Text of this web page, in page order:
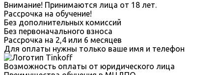
Внимание! Принимаются лица от 18 лет.
Рассрочка на обучение!
Без дополнительных комиссий
Без первоначального взноса
Рассрочка на 2,4 или 6 месяцев
Для оплаты нужны только ваше имя и телефон
Возможность оплаты от юридического лица